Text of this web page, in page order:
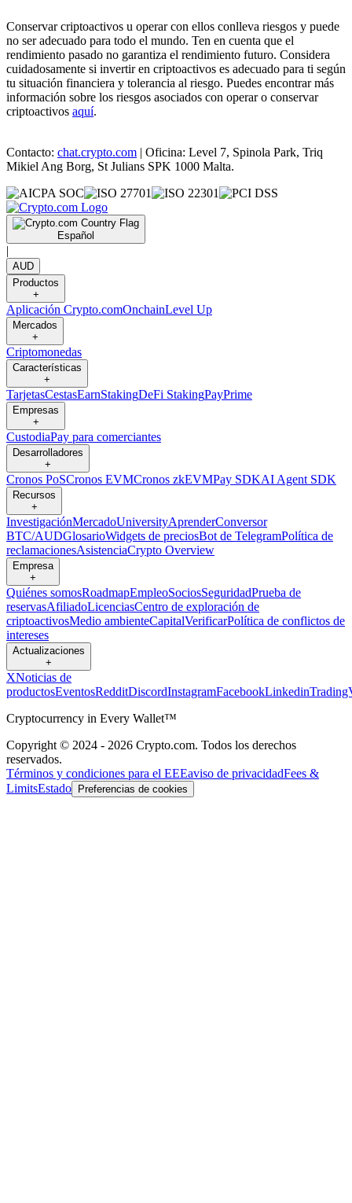
Conservar criptoactivos u operar con ellos conlleva riesgos y puede
no ser adecuado para todo el mundo. Ten en cuenta que el
rendimiento pasado no garantiza el rendimiento futuro. Considera
cuidadosamente si invertir en criptoactivos es adecuado para ti según
tu situación financiera y tolerancia al riesgo. Puedes encontrar más
información sobre los riesgos asociados con operar o conservar
criptoactivos aquí.
Contacto: chat.crypto.com | Oficina: Level 7, Spinola Park, Triq
Mikiel Ang Borg, St Julians SPK 1000 Malta.
Español
|
AUD
Productos
+
Aplicación Crypto.comOnchainLevel Up
Mercados
+
Criptomonedas
Características
+
TarjetasCestasEarnStakingDeFi StakingPayPrime
Empresas
+
CustodiaPay para comerciantes
Desarrolladores
+
Cronos PoSCronos EVMCronos zkEVMPay SDKAI Agent SDK
Recursos
+
InvestigaciónMercadoUniversityAprenderConversor
BTC/AUDGlosarioWidgets de preciosBot de TelegramPolítica de
reclamacionesAsistenciaCrypto Overview
Empresa
+
Quiénes somosRoadmapEmpleoSociosSeguridadPrueba de
reservasAfiliadoLicenciasCentro de exploración de
criptoactivosMedio ambienteCapitalVerificarPolítica de conflictos de
intereses
Actualizaciones
+
XNoticias de
productosEventosRedditDiscordInstagramFacebookLinkedin
Cryptocurrency in Every Wallet™
Copyright © 2024 - 2026 Crypto.com. Todos los derechos
reservados.
Términos y condiciones para el EEEaviso de privacidadFees &
LimitsEstado Preferencias de cookies